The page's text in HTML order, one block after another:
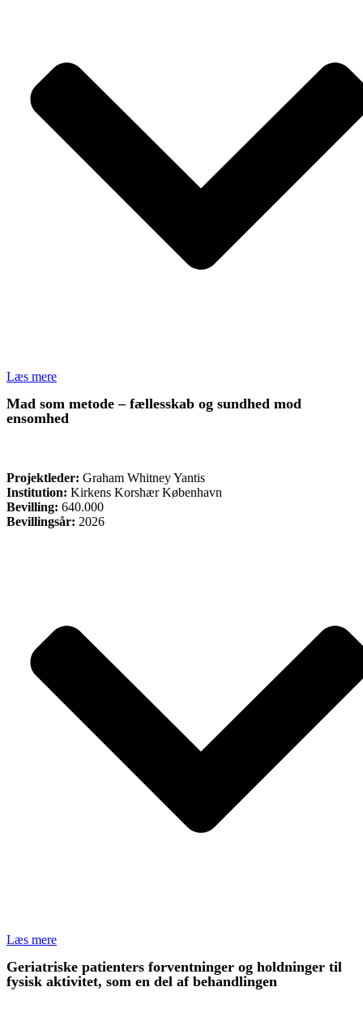
Læs mere
Mad som metode – fællesskab og sundhed mod
ensomhed
Projektleder: Graham Whitney Yantis
Institution: Kirkens Korshær København
Bevilling: 640.000
Bevillingsår: 2026
Læs mere
Geriatriske patienters forventninger og holdninger til
fysisk aktivitet, som en del af behandlingen